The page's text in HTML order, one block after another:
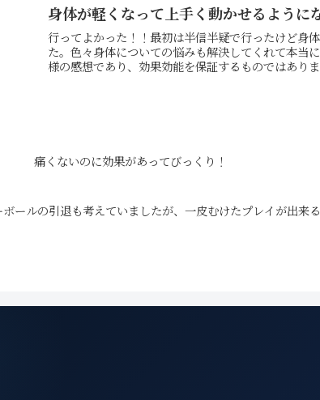
身体が軽くなって上手く動かせるように
行ってよかった！！最初は半信半疑で行ったけど身
た。色々身体についての悩みも解決してくれて本
様の感想であり、効果効能を保証するものではあり
痛くないのに効果があってびっくり！
ールの引退も考えていましたが、一皮むけたプレイが出来